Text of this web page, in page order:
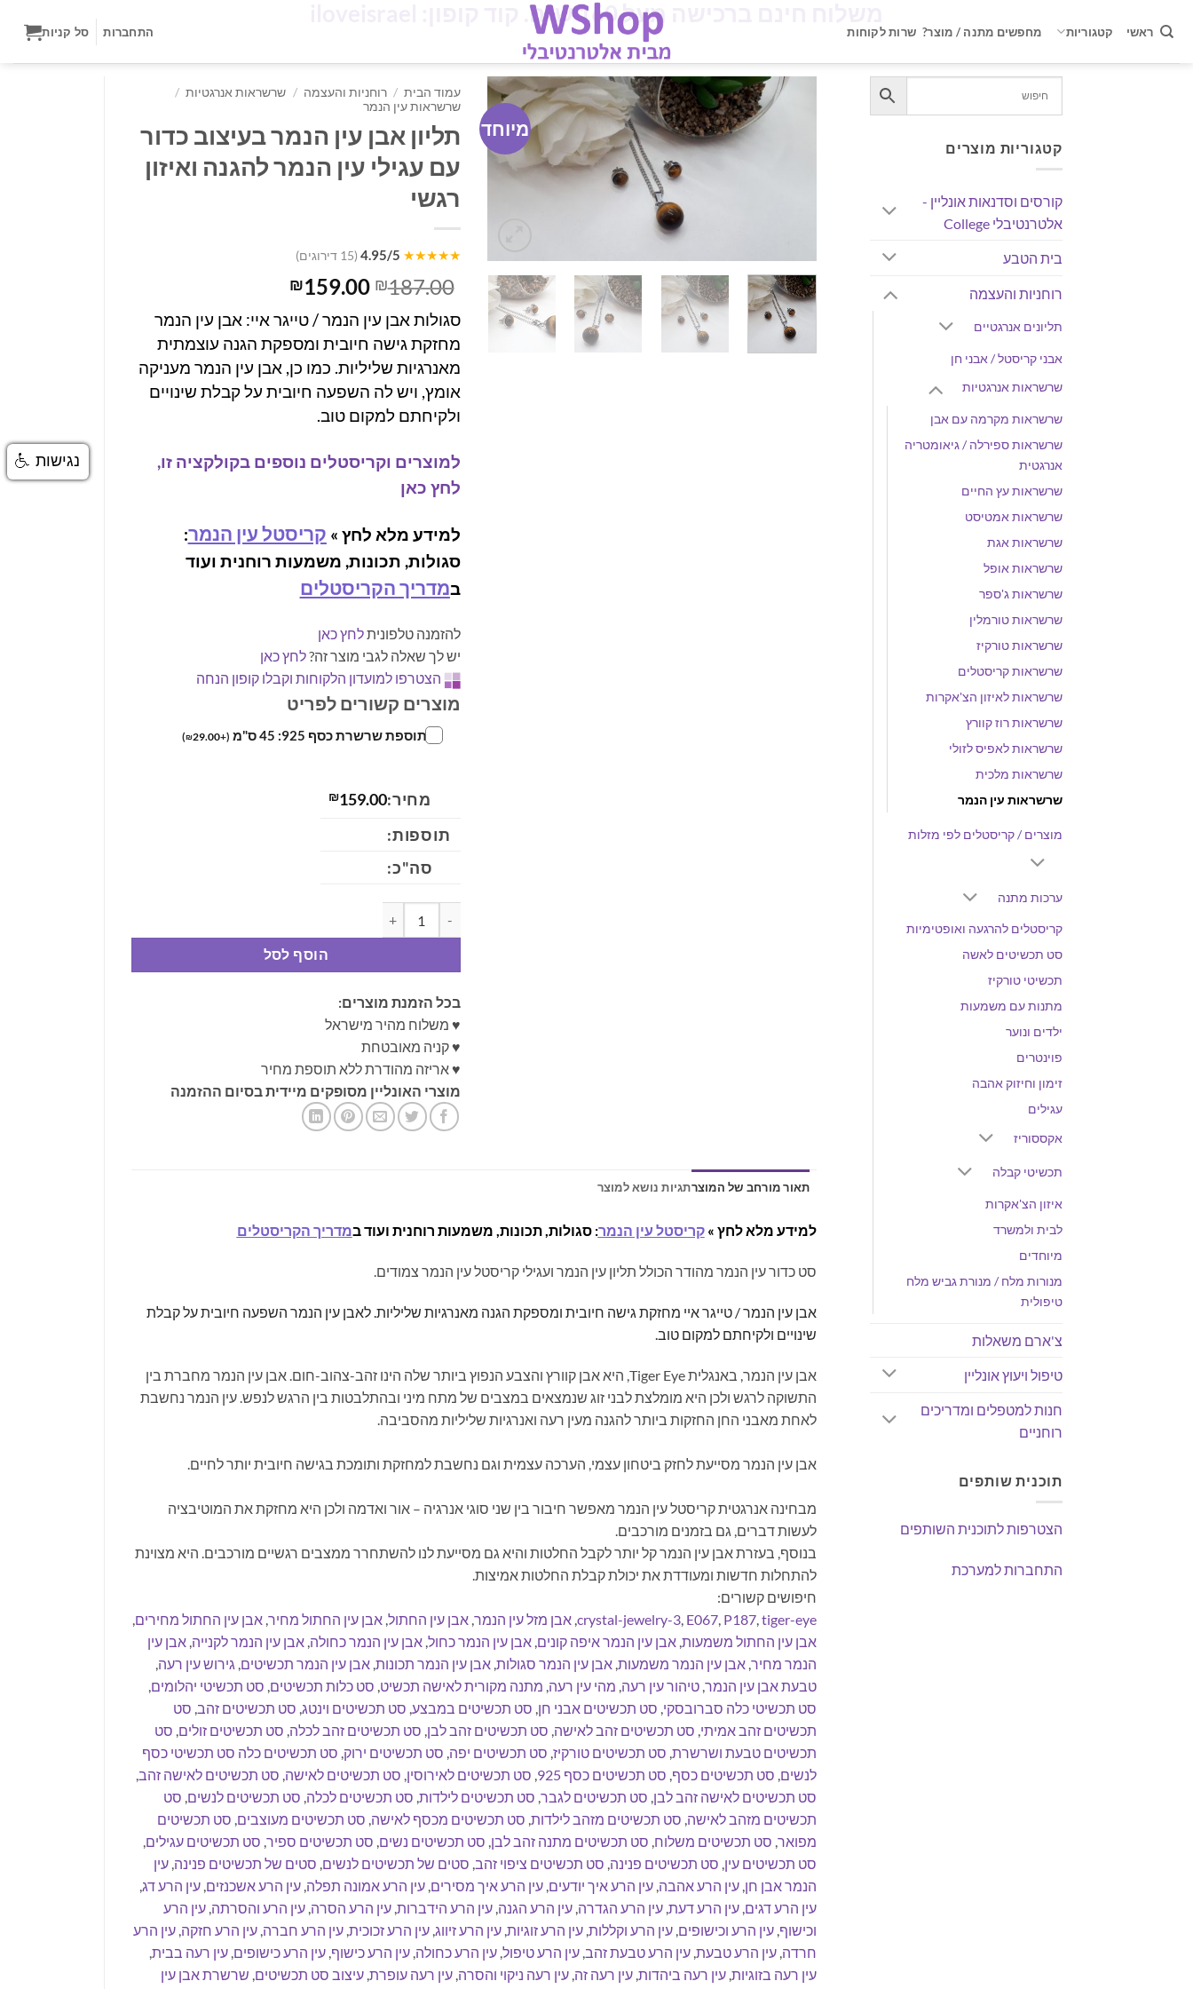
ראשי קטגוריות מחפשים מתנה / מוצר? שרות לקוחות התחברות סל קניות
משלוח חינם ברכישה מעל 160 ש"ח. קוד קופון: iloveisrael
קטגוריות מוצרים
קורסים וסדנאות אונליין -
אלטרנטיבלי College
בית הטבע
רוחניות והעצמה
תליונים אנרגטיים
אבני קריסטל / אבני חן
שרשראות אנרגטיות
שרשראות מקרמה עם אבן
שרשראות ספירלה / גיאומטריה
אנרגטית
שרשראות עץ החיים
שרשראות אמטיסט
שרשראות אגת
שרשראות אופל
שרשראות ג'ספר
שרשראות טורמלין
שרשראות טורקיז
שרשראות קריסטלים
שרשראות לאיזון הצ'אקרות
שרשראות רוז קוורץ
שרשראות לאפיס לזולי
שרשראות מלכית
שרשראות עין הנמר
מוצרים / קריסטלים לפי מזלות
ערכות מתנה
קריסטלים להרגעה ואופטימיות
סט תכשיטים לאשה
תכשיטי טורקיז
מתנות עם משמעות
ילדים ונוער
פוינטרים
זימון וחיזוק אהבה
עגילים
אקססוריז
תכשיטי קבלה
איזון הצ'אקרות
לבית ולמשרד
מיוחדים
מנורות מלח / מנורת גביש מלח
טיפולית
צ'ארם משאלות
טיפול ויעוץ אונליין
חנות למטפלים ומדריכים
רוחניים
תוכנית שותפים
הצטרפות לתוכנית השותפים
התחברות למערכת
מיוחד
עמוד הבית / רוחניות והעצמה / שרשראות אנרגטיות /
שרשראות עין הנמר
תליון אבן עין הנמר בעיצוב כדור
עם עגילי עין הנמר להגנה ואיזון
רגשי
★★★★★
4.95/5 (15 דירוגים)
₪187.00
המחיר
היה:
₪187.00.
₪159.00
הוא:
₪159.00.
סגולות אבן עין הנמר / טייגר איי: אבן עין הנמר
מחזקת גישה חיובית ומספקת הגנה עוצמתית
מאנרגיות שליליות. כמו כן, אבן עין הנמר מעניקה
אומץ, ויש לה השפעה חיובית על קבלת שינויים
ולקיחתם למקום טוב.
למוצרים וקריסטלים נוספים בקולקציה זו,
לחץ כאן
למידע מלא לחץ » קריסטל עין הנמר:
סגולות, תכונות, משמעות רוחנית ועוד
במדריך הקריסטלים
להזמנה טלפוניתלחץ כאן
יש לך שאלה לגבי מוצר זה?לחץ כאן
הצטרפו למועדון הלקוחות וקבלו קופון הנחה
מוצרים קשורים לפריט
- תוספת שרשרת כסף 925: 45 ס"מ (
+
₪29.00
)
מחיר: ₪159.00
תוספות:
סה"כ:
הוסף לסל
בכל הזמנת מוצרים:
♥ משלוח מהיר מישראל
♥ קניה מאובטחת
♥ אריזה מהודרת ללא תוספת מחיר
מוצרי האונליין מסופקים מיידית בסיום ההזמנה
תאור מורחב של המוצרתגיות נושא למוצר
למידע מלא לחץ »קריסטל עין הנמר: סגולות, תכונות, משמעות רוחנית ועוד במדריך הקריסטלים
סט כדור עין הנמר מהודר הכולל תליון עין הנמר ועגילי קריסטל עין הנמר צמודים.
אבן עין הנמר / טייגר איי מחזקת גישה חיובית ומספקת הגנה מאנרגיות שליליות. לאבן עין הנמר השפעה חיובית על קבלת
שינויים ולקיחתם למקום טוב.
אבן עין הנמר, באנגלית Tiger Eye, היא אבן קוורץ והצבע הנפוץ ביותר שלה הינו זהב-צהוב-חום. אבן עין הנמר מחברת בין
התשוקה לרגש ולכן היא מומלצת לבני זוג שנמצאים במצבים של מתח מיני ובהתלבטות בין הרגש לנפש. עין הנמר נחשבת
לאחת מאבני החן החזקות ביותר להגנה מעין רעה ואנרגיות שליליות מהסביבה.
אבן עין הנמר מסייעת לחזק ביטחון עצמי, הערכה עצמית וגם נחשבת למחזקת ותומכת בגישה חיובית יותר לחיים.
מבחינה אנרגטית קריסטל עין הנמר מאפשר חיבור בין שני סוגי אנרגיה – אור ואדמה ולכן היא מחזקת את המוטיבציה
לעשות דברים, גם בזמנים מורכבים.
בנוסף, בעזרת אבן עין הנמר קל יותר לקבל החלטות והיא גם מסייעת לנו להשתחרר ממצבים רגשיים מורכבים. היא מצוינת
להתחלות חדשות ומעודדת את יכולת קבלת החלטות אמיצות.
חיפושים קשורים:
crystal-jewelry-3, E067, P187,tiger-eye
,אבן מזל עין הנמר,אבן עין החתול,אבן עין החתול מחיר,אבן עין החתול מחירים,
אבן עין החתול משמעות,אבן עין הנמר איפה קונים,אבן עין הנמר כחול,אבן עין הנמר כחולה,אבן עין הנמר לקנייה,אבן עין
הנמר מחיר,אבן עין הנמר משמעות,אבן עין הנמר סגולות,אבן עין הנמר תכונות,אבן עין הנמר תכשיטים, גירוש עין רעה,
טבעת אבן עין הנמר,טיהור עין רעה, מהי עין רעה, מתנה מקורית לאישה תכשיט, סט כלות תכשיטים, סט תכשיטי יהלומים,
סט תכשיטי כלה סברובסקי, סט תכשיטים אבני חן, סט תכשיטים במבצע, סט תכשיטים וינטג, סט תכשיטים זהב, סט
תכשיטים זהב אמיתי, סט תכשיטים זהב לאישה, סט תכשיטים זהב לבן, סט תכשיטים זהב לכלה, סט תכשיטים זולים, סט
תכשיטים טבעת ושרשרת, סט תכשיטים טורקיז, סט תכשיטים יפה, סט תכשיטים ירוק, סט תכשיטים כלה סט תכשיטי כסף
לנשים, סט תכשיטים כסף, סט תכשיטים כסף 925 , סט תכשיטים לאירוסין, סט תכשיטים לאישה, סט תכשיטים לאישה זהב,
סט תכשיטים לאישה זהב לבן, סט תכשיטים לגבר, סט תכשיטים לילדות, סט תכשיטים לכלה, סט תכשיטים לנשים, סט
תכשיטים מזהב לאישה, סט תכשיטים מזהב לילדות, סט תכשיטים מכסף לאישה, סט תכשיטים מעוצבים, סט תכשיטים
מפואר, סט תכשיטים משלוח, סט תכשיטים מתנה זהב לבן, סט תכשיטים נשים, סט תכשיטים ספיר, סט תכשיטים עגילים,
סט תכשיטים עין, סט תכשיטים פנינה, סט תכשיטים ציפוי זהב, סטים של תכשיטים לנשים, סטים של תכשיטים פנינה,עין
הנמר אבן חן,עין הרע אהבה,עין הרע איך יודעים,עין הרע איך מסירים,עין הרע אמונה תפלה,עין הרע אשכנזים,עין הרע דג,
עין הרע דגים,עין הרע דעת,עין הרע הגדרה,עין הרע הגנה,עין הרע הידברות,עין הרע הסרה,עין הרע והסרתה,עין הרע
וכישוף,עין הרע וכישופים,עין הרע וקללות,עין הרע זוגיות,עין הרע זיווג,עין הרע זכוכית,עין הרע חברה,עין הרע חזקה,עין הרע
חרדה,עין הרע טבעת,עין הרע טבעת זהב,עין הרע טיפול,עין הרע כחולה,עין הרע כישוף,עין הרע כישופים,עין רעה בבית,
עין רעה בזוגיות,עין רעה ביהדות,עין רעה זה,עין רעה ניקוי והסרה,עין רעה עופרת,עיצוב סט תכשיטים, שרשרת אבן עין
נגישות